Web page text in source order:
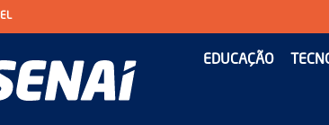
IEL
EDUCAÇÃO